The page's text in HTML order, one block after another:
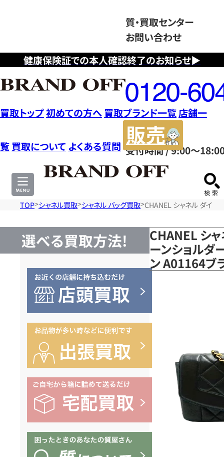
健康保険証での本人確認終了のお知らせ▶
質・買取センター
お問い合わせ
フ
リ
ー
ダ
イ
ヤ
ル
0120604117
受付時間 / 9:00～
買取トップ初めての方へ 買取ブランド一覧店舗一
覧 買取について よくある質問
サ
TOP シャネル買取 シャネル バッグ買取 CHANEL シャネル ダイア
選べる買取方法!
CHANEL シ
ーンショルダ
ン A01164ブ